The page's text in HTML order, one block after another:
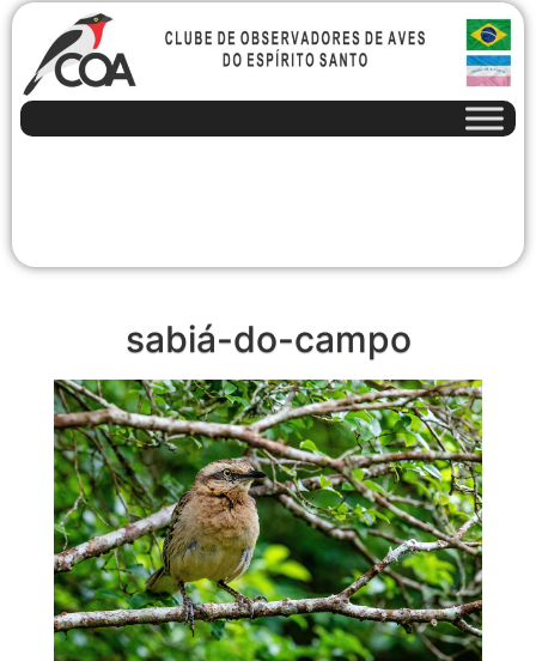
sabiá-do-campo